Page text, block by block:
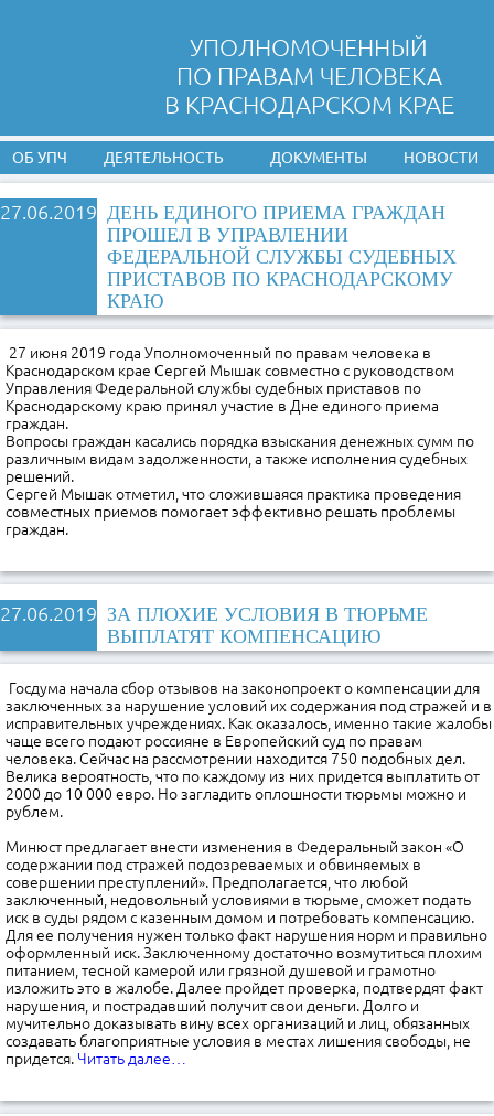
УПОЛНОМОЧЕННЫЙ
ПО ПРАВАМ ЧЕЛОВЕКА
В КРАСНОДАРСКОМ КРАЕ
ОБ УПЧ ДЕЯТЕЛЬНОСТЬ ДОКУМЕНТЫ НОВОСТИ
27.06.2019 ДЕНЬ ЕДИНОГО ПРИЕМА ГРАЖДАН
ПРОШЕЛ В УПРАВЛЕНИИ
ФЕДЕРАЛЬНОЙ СЛУЖБЫ СУДЕБНЫХ
ПРИСТАВОВ ПО КРАСНОДАРСКОМУ
КРАЮ
27 июня 2019 года Уполномоченный по правам человека в
Краснодарском крае Сергей Мышак совместно с руководством
Управления Федеральной службы судебных приставов по
Краснодарскому краю принял участие в Дне единого приема
граждан.
Вопросы граждан касались порядка взыскания денежных сумм по
различным видам задолженности, а также исполнения судебных
решений.
Сергей Мышак отметил, что сложившаяся практика проведения
совместных приемов помогает эффективно решать проблемы
граждан.
27.06.2019 ЗА ПЛОХИЕ УСЛОВИЯ В ТЮРЬМЕ
ВЫПЛАТЯТ КОМПЕНСАЦИЮ
Госдума начала сбор отзывов на законопроект о компенсации для
заключенных за нарушение условий их содержания под стражей и в
исправительных учреждениях. Как оказалось, именно такие жалобы
чаще всего подают россияне в Европейский суд по правам
человека. Сейчас на рассмотрении находится 750 подобных дел.
Велика вероятность, что по каждому из них придется выплатить от
2000 до 10 000 евро. Но загладить оплошности тюрьмы можно и
рублем.
Минюст предлагает внести изменения в Федеральный закон «О
содержании под стражей подозреваемых и обвиняемых в
совершении преступлений». Предполагается, что любой
заключенный, недовольный условиями в тюрьме, сможет подать
иск в суды рядом с казенным домом и потребовать компенсацию.
Для ее получения нужен только факт нарушения норм и правильно
оформленный иск. Заключенному достаточно возмутиться плохим
питанием, тесной камерой или грязной душевой и грамотно
изложить это в жалобе. Далее пройдет проверка, подтвердят факт
нарушения, и пострадавший получит свои деньги. Долго и
мучительно доказывать вину всех организаций и лиц, обязанных
создавать благоприятные условия в местах лишения свободы, не
придется. Читать далее…